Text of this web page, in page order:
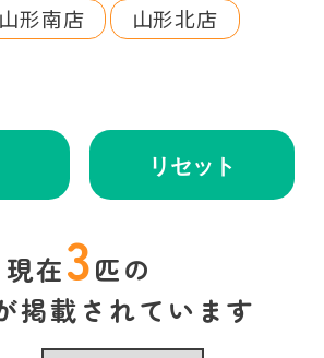
山形南店
山形北店
リセット
現在3匹の
掲載されています